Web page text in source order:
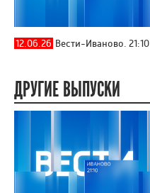
12.06.26 Вести-Иваново. 21:10
ДРУГИЕ ВЫПУСКИ